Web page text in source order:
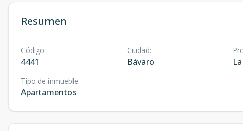
Resumen
Código:
4441
Ciudad:
Bávaro
Tipo de inmueble:
Apartamentos